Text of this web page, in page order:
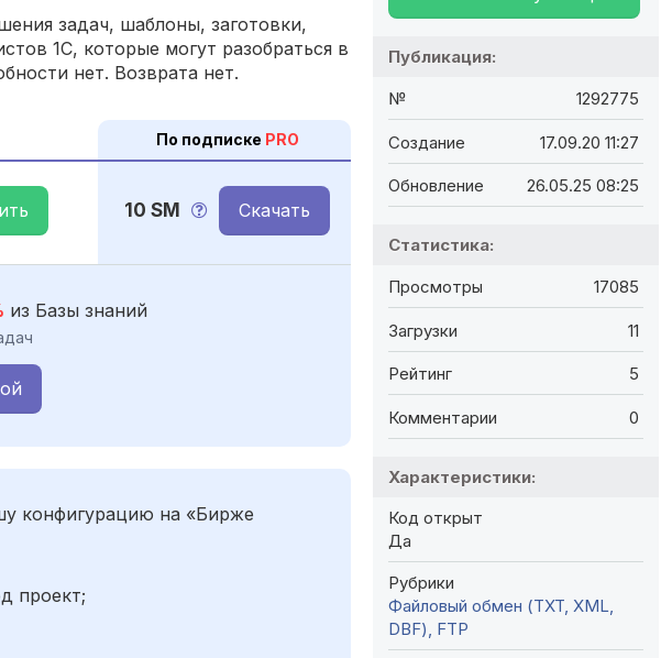
задач, шаблоны, заготовки,
1С, которые могут разобраться в
нет. Возврата нет.
По подписке PRO
10 SM Скачать
из Базы знаний
конфигурацию на «Бирже
проект;
Публикация:
№ 1292775
Создание 17.09.20 11:27
Обновление 26.05.25 08:25
Статистика:
Просмотры 17085
Загрузки 11
Рейтинг 5
Комментарии 0
Характеристики:
Код открыт
Да
Рубрики
Файловый обмен (TXT, XML,
DBF), FTP